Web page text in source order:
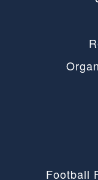
Football